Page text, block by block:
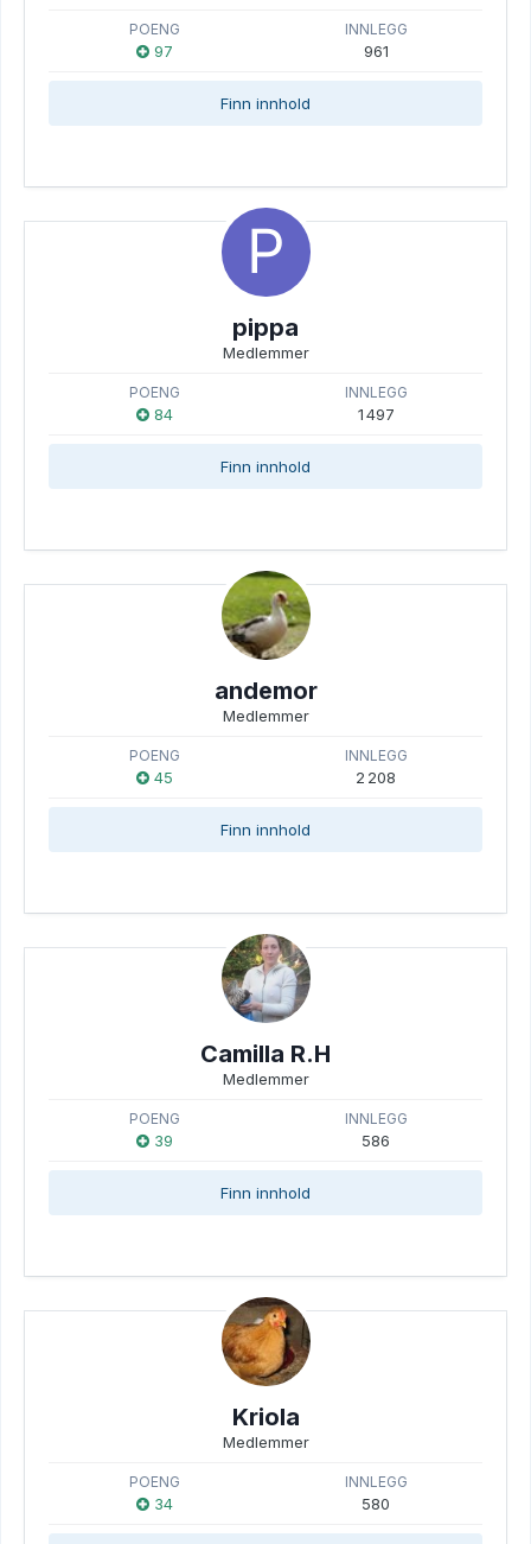
POENG
97
INNLEGG
961
Finn innhold
pippa
Medlemmer
POENG
84
INNLEGG
1 497
Finn innhold
andemor
Medlemmer
POENG
45
INNLEGG
2 208
Finn innhold
Camilla R.H
Medlemmer
POENG
39
INNLEGG
586
Finn innhold
Kriola
Medlemmer
POENG
34
INNLEGG
580